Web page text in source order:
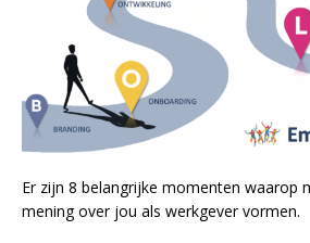
Er zijn 8 belangrijke momenten waarop
mening over jou als werkgever vormen.